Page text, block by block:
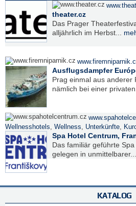
theater.cz
Das Prager
alljährlich im Herbst...
Ausflugsdampfer
Prag einmal aus anderer
nämlich bei einer
Wellnesshotels
Wellness Unterkünfte
Spa Hotel Centrum,
Das familiär geführte
gelegen in unmittelbarer...
KATALOG